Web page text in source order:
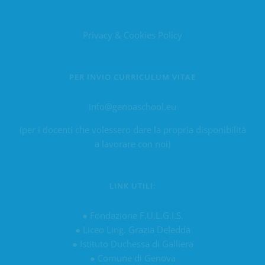
Privacy & Cookies Policy
PER INVIO CURRICULUM VITAE
info@genoaschool.eu
(per i docenti che volessero dare la propria disponibilità
a lavorare con noi)
LINK UTILI:
● Fondazione F.U.L.G.I.S.
●
Liceo Ling. Grazia Deledda
● Istituto Duchessa di Galliera
● Comune di Genova